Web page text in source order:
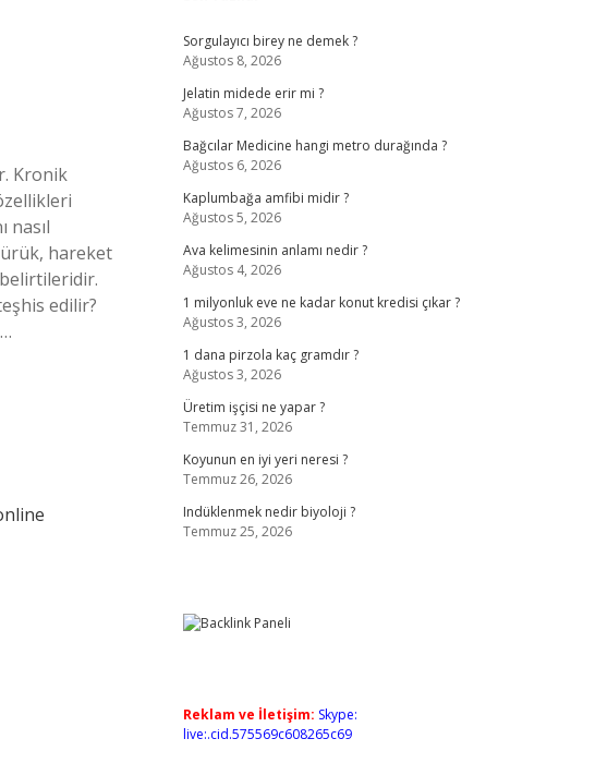
Kronik
nasıl
hareket
edilir?
Sorgulayıcı birey ne demek ?
Ağustos 8, 2026
Jelatin midede erir mi ?
Ağustos 7, 2026
Bağcılar Medicine hangi metro durağında ?
Ağustos 6, 2026
Kaplumbağa amfibi midir ?
Ağustos 5, 2026
Ava kelimesinin anlamı nedir ?
Ağustos 4, 2026
1 milyonluk eve ne kadar konut kredisi çıkar ?
Ağustos 3, 2026
1 dana pirzola kaç gramdır ?
Ağustos 3, 2026
Üretim işçisi ne yapar ?
Temmuz 31, 2026
Koyunun en iyi yeri neresi ?
Temmuz 26, 2026
Indüklenmek nedir biyoloji ?
Temmuz 25, 2026
Reklam ve İletişim: Skype:
live:.cid.575569c608265c69